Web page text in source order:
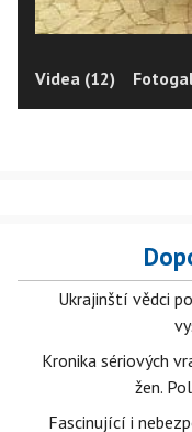
Videa (12)
Ukrajinští vědci
Kronika sériových
žen.
Fascinující i